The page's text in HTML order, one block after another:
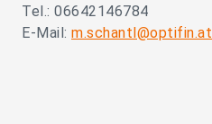
Tel.: 06642146784
E-Mail: m.schantl@optifin.at